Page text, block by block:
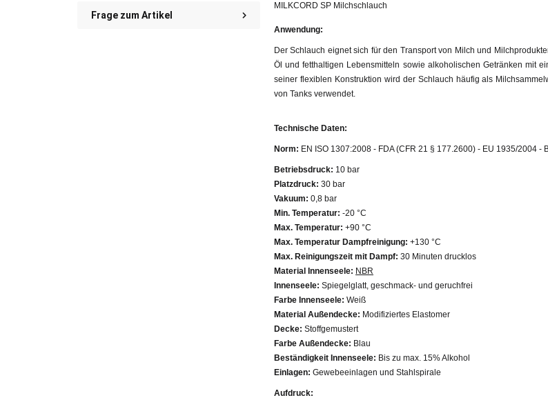
Frage zum Artikel
MILKCORD SP Milchschlauch
Anwendung:
Der Schlauch eignet sich für den Transport von Milch und
Öl und fetthaltigen Lebensmitteln sowie alkoholischen Getränken mit
seiner flexiblen Konstruktion wird der Schlauch häufig als
von Tanks verwendet.
Technische Daten:
Norm: EN ISO 1307:2008 - FDA (CFR 21 § 177.2600) - EU 1935/2004 -
Betriebsdruck: 10 bar
Platzdruck: 30 bar
Vakuum: 0,8 bar
Min. Temperatur: -20 °C
Max. Temperatur: +90 °C
Max. Temperatur Dampfreinigung: +130 °C
Max. Reinigungszeit mit Dampf: 30 Minuten drucklos
Material Innenseele: NBR
Innenseele: Spiegelglatt, geschmack- und geruchfrei
Farbe Innenseele: Weiß
Material Außendecke: Modifiziertes Elastomer
Decke: Stoffgemustert
Farbe Außendecke: Blau
Beständigkeit Innenseele: Bis zu max. 15% Alkohol
Einlagen: Gewebeeinlagen und Stahlspirale
Aufdruck: